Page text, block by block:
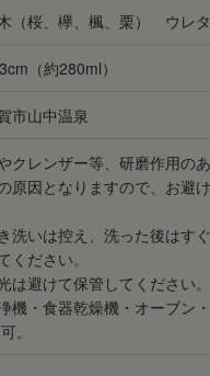
（桜、欅、楓、栗） ウレ
（約280ml）
市山中温泉
クレンザー等、研磨作用の
原因となりますので、お避
洗いは控え、洗った後はす
ください。
は避けて保管してください。
機・食器乾燥機・オーブン
。